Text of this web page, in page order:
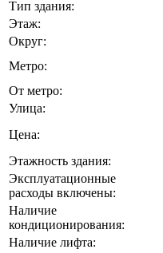
Тип здания:
Этаж:
Округ:
Метро:
От метро:
Улица:
Цена:
Этажность здания:
Эксплуатационные
расходы включены:
Наличие
кондиционирования:
Наличие лифта: